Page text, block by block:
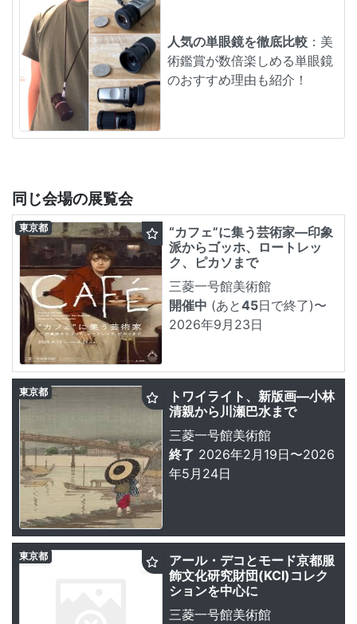
人気の単眼鏡を徹底比較 ：美
術鑑賞が数倍楽しめる単眼鏡
のおすすめ理由も紹介！
同じ会場の展覧会
“カフェ”に集う芸術家―印象
派からゴッホ、ロートレッ
ク、ピカソまで
三菱一号館美術館
開催中 (あと45日で終了)〜
2026年9月23日
東京都
トワイライト、新版画―小林
清親から川瀬巴水まで
三菱一号館美術館
終了 2026年2月19日〜2026
年5月24日
東京都
アール・デコとモード京都服
飾文化研究財団(KCI)コレク
ションを中心に
三菱一号館美術館
東京都